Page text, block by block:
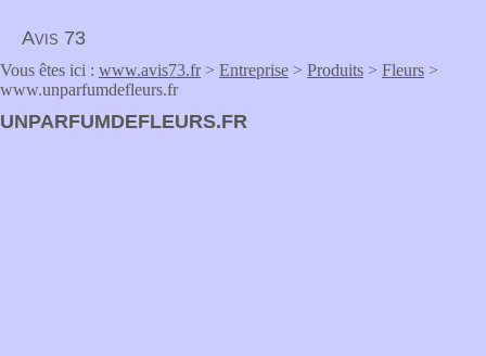
Avis 73
Vous êtes ici : www.avis73.fr> Entreprise > Produits > Fleurs >
www.unparfumdefleurs.fr
UNPARFUMDEFLEURS.FR